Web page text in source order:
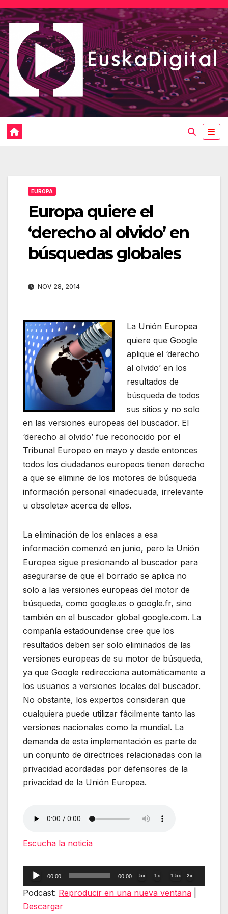
Saltar
al
contenido
EUROPA
Europa quiere el
‘derecho al olvido’ en
búsquedas globales
NOV 28, 2014
La Unión Europea
quiere que Google
aplique el ‘derecho
al olvido’ en los
resultados de
búsqueda de todos
sus sitios y no solo
en las versiones europeas del buscador. El
‘derecho al olvido’ fue reconocido por el
Tribunal Europeo en mayo y desde entonces
todos los ciudadanos europeos tienen derecho
a que se elimine de los motores de búsqueda
información personal «inadecuada, irrelevante
u obsoleta» acerca de ellos.
La eliminación de los enlaces a esa
información comenzó en junio, pero la Unión
Europea sigue presionando al buscador para
asegurarse de que el borrado se aplica no
solo a las versiones europeas del motor de
búsqueda, como google.es o google.fr, sino
también en el buscador global google.com. La
compañía estadounidense cree que los
resultados deben ser solo eliminados de las
versiones europeas de su motor de búsqueda,
ya que Google redirecciona automáticamente a
los usuarios a versiones locales del buscador.
No obstante, los expertos consideran que
cualquiera puede utilizar fácilmente tanto las
versiones nacionales como la mundial. La
demanda de esta implementación es parte de
un conjunto de directrices relacionadas con la
privacidad acordadas por defensores de la
privacidad de la Unión Europea.
Escucha la noticia
Reproductor
de
00:00 00:00 .5x 1x 1.5x 2x
Podcast: Reproducir en una nueva ventana
Descargar